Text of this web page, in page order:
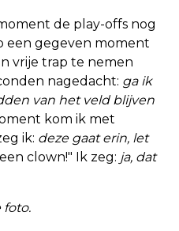
de play-offs nog
een gegeven moment
vrije trap te nemen
nagedacht: ga ik
van het veld blijven
kom ik met
ik: deze gaat erin, let
clown!" Ik zeg: ja, dat
foto.